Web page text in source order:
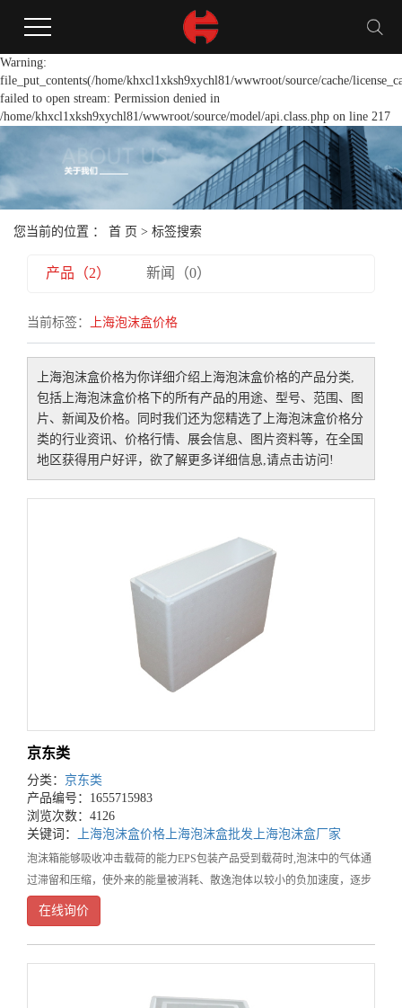
Warning:
file_put_contents(/home/khxcl1xksh9xychl81/wwwroot/source/cache/
failed to open stream: Permission denied in
/home/khxcl1xksh9xychl81/wwwroot/source/model/api.class.php on line 217
您当前的位置 ： 首 页 > 标签搜索
产品（2） 新闻（0）
当前标签： 上海泡沫盒价格
上海泡沫盒价格为你详细介绍 上海泡沫盒价格的产品分类,
包括 上海泡沫盒价格 下的所有产品的用途、型号、范围、图
片、新闻及价格。同时我们还为您精选了 上海泡沫盒价格分
类的行业资讯、价格行情、展会信息、图片资料等，在全国
地区获得用户好评，欲了解更多详细信息,请点击访问!
京东类
分类： 京东类
产品编号：1655715983
浏览次数：4126
关键词：
上海泡沫盒价格 上海泡沫盒批发 上海泡沫盒厂家
泡沫箱能够吸收冲击载荷的能力EPS包装产品受到载荷时,泡沫中的气体通
过滞留和压缩，使外来的能量被消耗、散逸泡体以较小的负加速度，逐步
终止冲击载荷，因此具有较好的防震效果，它的质地非常轻，EPS包装产
品部分空间为气体所取代，每立方分米体积，内
在线询价